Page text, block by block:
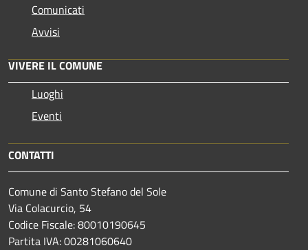
Comunicati
Avvisi
VIVERE IL COMUNE
Luoghi
Eventi
CONTATTI
Comune di Santo Stefano del Sole
Via Colacurcio, 54
Codice Fiscale: 80010190645
Partita IVA: 00281060640